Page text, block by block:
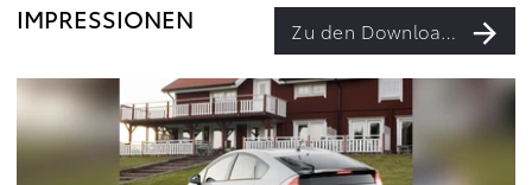
IMPRESSIONEN Zu den Downloads